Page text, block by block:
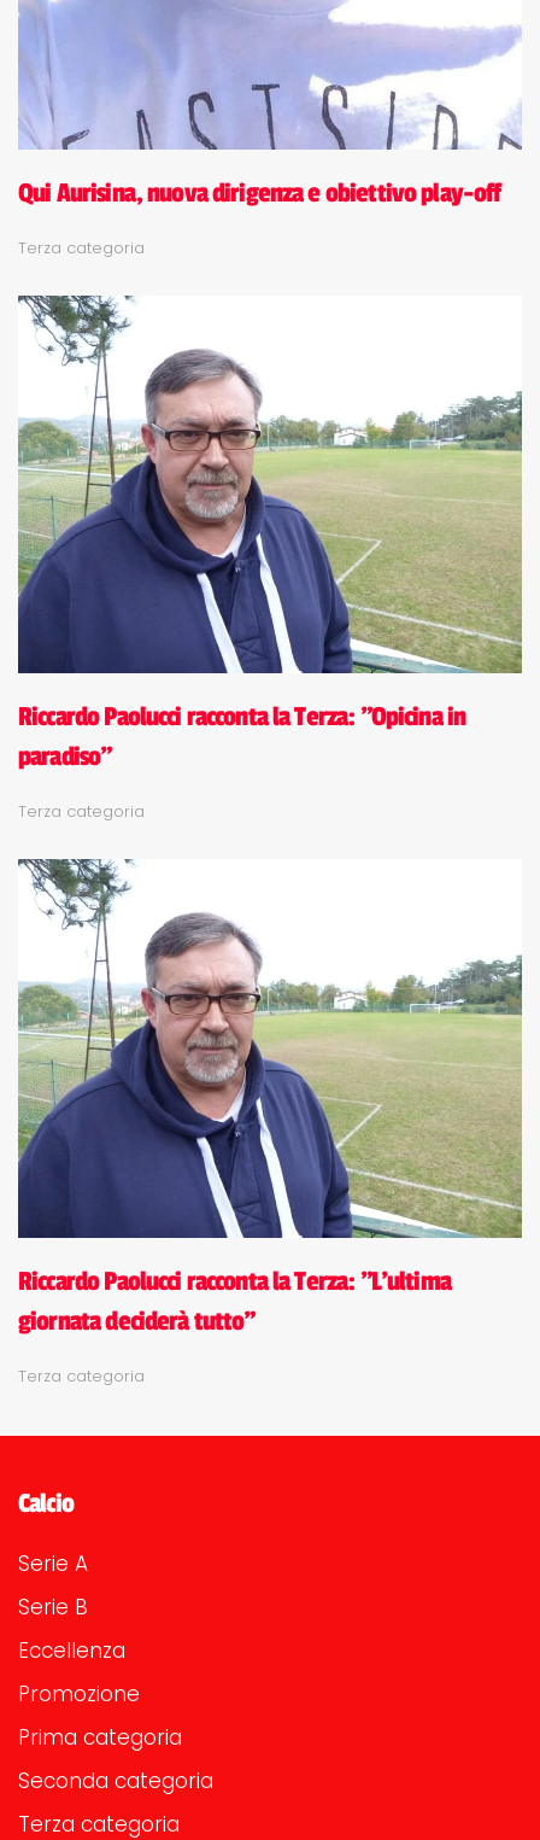
Qui Aurisina, nuova dirigenza e obiettivo play-off
Terza categoria
Riccardo Paolucci racconta la Terza: "Opicina in
paradiso"
Terza categoria
Riccardo Paolucci racconta la Terza: "L'ultima
giornata deciderà tutto"
Terza categoria
Calcio
Serie A
Serie B
Eccellenza
Promozione
Prima categoria
Seconda categoria
Terza categoria